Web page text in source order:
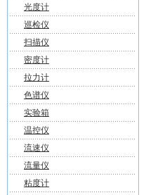
光度计
巡检仪
扫描仪
密度计
拉力计
色谱仪
实验箱
温控仪
流速仪
流量仪
粘度计